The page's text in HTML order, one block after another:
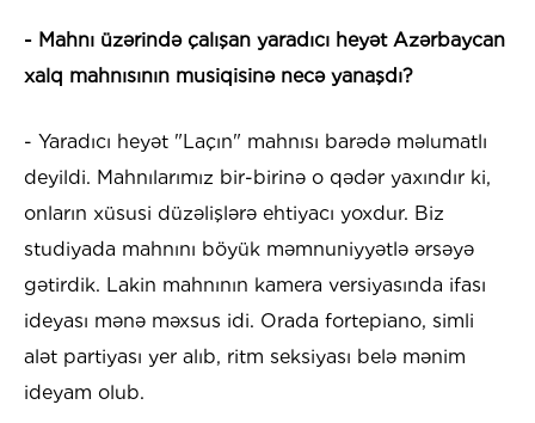
- Mahnı üzərində çalışan yaradıcı heyət Azərbaycan
xalq mahnısının musiqisinə necə yanaşdı?
- Yaradıcı heyət "Laçın" mahnısı barədə məlumatlı
deyildi. Mahnılarımız bir-birinə o qədər yaxındır ki,
onların xüsusi düzəlişlərə ehtiyacı yoxdur. Biz
studiyada mahnını böyük məmnuniyyətlə ərsəyə
gətirdik. Lakin mahnının kamera versiyasında ifası
ideyası mənə məxsus idi. Orada fortepiano, simli
alət partiyası yer alıb, ritm seksiyası belə mənim
ideyam olub.